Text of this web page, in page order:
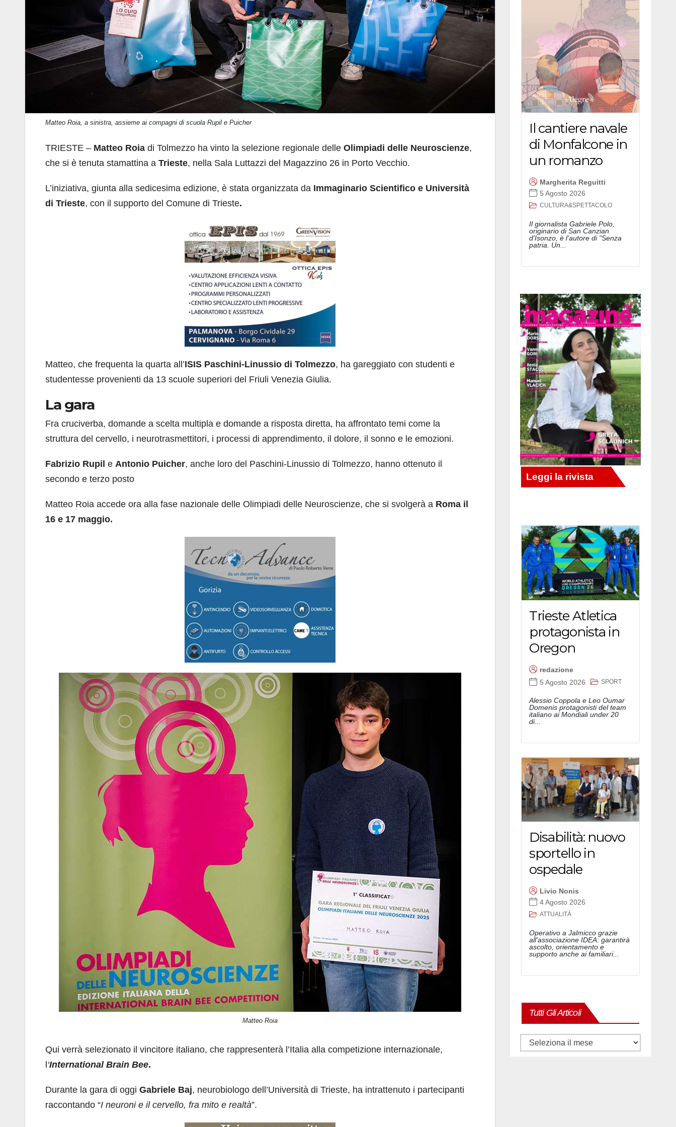
Matteo Roia, a sinistra, assieme ai compagni di scuola Rupil e Puicher
TRIESTE – Matteo Roia di Tolmezzo ha vinto la selezione regionale delle Olimpiadi delle Neuroscienze,
che si è tenuta stamattina a Trieste, nella Sala Luttazzi del Magazzino 26 in Porto Vecchio.
L’iniziativa, giunta alla sedicesima edizione, è stata organizzata da Immaginario Scientifico e Università
di Trieste, con il supporto del Comune di Trieste.
Matteo, che frequenta la quarta all’ISIS Paschini-Linussio di Tolmezzo, ha gareggiato con studenti e
studentesse provenienti da 13 scuole superiori del Friuli Venezia Giulia.
La gara
Fra cruciverba, domande a scelta multipla e domande a risposta diretta, ha affrontato temi come la
struttura del cervello, i neurotrasmettitori, i processi di apprendimento, il dolore, il sonno e le emozioni.
Fabrizio Rupil e Antonio Puicher, anche loro del Paschini-Linussio di Tolmezzo, hanno ottenuto il
secondo e terzo posto
Matteo Roia accede ora alla fase nazionale delle Olimpiadi delle Neuroscienze, che si svolgerà a Roma il
16 e 17 maggio.
Matteo Roia
Qui verrà selezionato il vincitore italiano, che rappresenterà l’Italia alla competizione internazionale,
‘International Brain Bee.
Durante la gara di oggi Gabriele Baj, neurobiologo dell’Università di Trieste, ha intrattenuto i partecipanti
raccontando “I neuroni e il cervello, fra mito e realtà”.
Il cantiere navale
di Monfalcone in
un romanzo
Margherita Reguitti
5 Agosto 2026
CULTURA&SPETTACOLO
Il giornalista Gabriele Polo,
originario di San Canzian
d'Isonzo, è l'autore di "Senza
patria. Un...
Trieste Atletica
protagonista in
Oregon
redazione
5 Agosto 2026
SPORT
Alessio Coppola e Leo Oumar
Domenis protagonisti del team
italiano ai Mondiali under 20
di...
Disabilità: nuovo
sportello in
ospedale
Livio Nonis
4 Agosto 2026
ATTUALITÀ
Operativo a Jalmicco grazie
all'associazione IDEA: garantirà
ascolto, orientamento e
supporto anche ai familiari...
Tutti Gli Articoli
Tutti